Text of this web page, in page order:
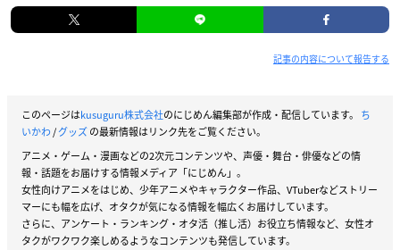
記事の内容について報告する
このページはkusuguru株式会社のにじめん編集部が作成・配信しています。 ち
いかわ/グッズの最新情報はリンク先をご覧ください。
アニメ・ゲーム・漫画などの2次元コンテンツや、声優・舞台・俳優などの情
報・話題をお届けする情報メディア「にじめん」。
女性向けアニメをはじめ、少年アニメやキャラクター作品、VTuberなどストリー
マーにも幅を広げ、オタクが気になる情報を幅広くお届けしています。
さらに、アンケート・ランキング・オタ活（推し活）お役立ち情報など、女性オ
タクがワクワク楽しめるようなコンテンツも発信しています。